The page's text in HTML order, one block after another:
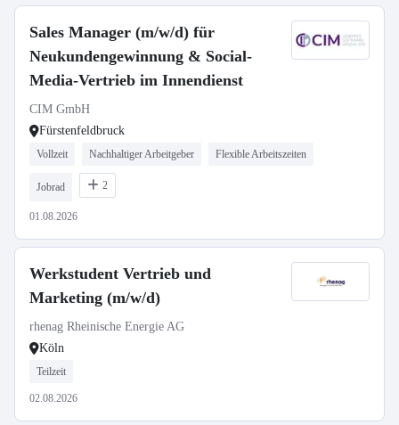
Sales Manager (m/w/d) für
Neukundengewinnung & Social-
Media-Vertrieb im Innendienst
CIM GmbH
Fürstenfeldbruck
Vollzeit Nachhaltiger Arbeitgeber Flexible Arbeitszeiten
Jobrad 2
01.08.2026
Werkstudent Vertrieb und
Marketing (m/w/d)
rhenag Rheinische Energie AG
Köln
Teilzeit
02.08.2026